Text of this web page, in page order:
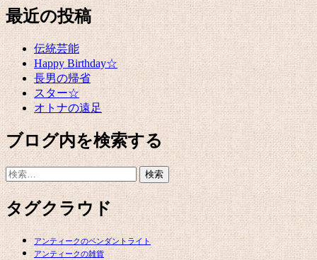
最近の投稿
伝統芸能
Happy Birthday☆
長男の帰省
スター☆
オトナの遠足
ブログ内を検索する
検
索:
タグクラウド
アンティークのペンダントライト
アンティークの雑貨